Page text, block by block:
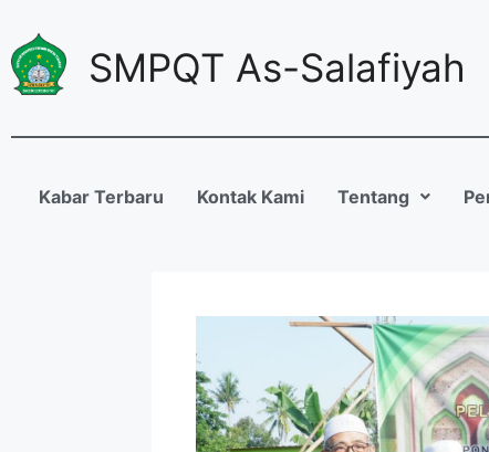
SMPQT As-Salafiyah
Kabar Terbaru Kontak Kami Tentang